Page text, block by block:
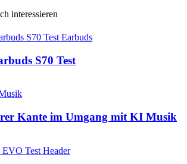
interessieren
S70 Test
Kante im Umgang mit KI Musik